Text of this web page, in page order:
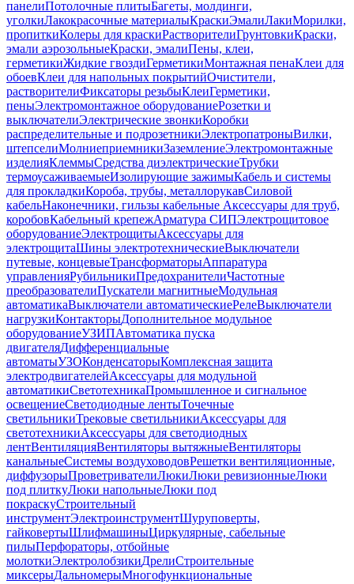
панелиПотолочные плитыБагеты, молдинги,
уголкиЛакокрасочные материалыКраскиЭмалиЛакиМорилки,
пропиткиКолеры для краскиРастворителиГрунтовкиКраски,
эмали аэрозольныеКраски, эмалиПены, клеи,
герметикиЖидкие гвоздиГерметикиМонтажная пенаКлеи для
обоевКлеи для напольных покрытийОчистители,
растворителиФиксаторы резьбыКлеиГерметики,
пеныЭлектромонтажное оборудованиеРозетки и
выключателиЭлектрические звонкиКоробки
распределительные и подрозетникиЭлектропатроныВилки,
штепселиМолниеприемникиЗаземлениеЭлектромонтажные
изделияКлеммыСредства диэлектрическиеТрубки
термоусаживаемыеИзолирующие зажимыКабель и системы
для прокладкиКороба, трубы, металлорукавСиловой
кабельНаконечники, гильзы кабельные Аксессуары для труб,
коробовКабельный крепежАрматура СИПЭлектрощитовое
оборудованиеЭлектрощитыАксессуары для
электрощитаШины электротехническиеВыключатели
путевые, концевыеТрансформаторыАппаратура
управленияРубильникиПредохранителиЧастотные
преобразователиПускатели магнитныеМодульная
автоматикаВыключатели автоматическиеРелеВыключатели
нагрузкиКонтакторыДополнительное модульное
оборудованиеУЗИПАвтоматика пуска
двигателяДифференциальные
автоматыУЗОКонденсаторыКомплексная защита
электродвигателейАксессуары для модульной
автоматикиСветотехникаПромышленное и сигнальное
освещениеСветодиодные лентыТочечные
светильникиТрековые светильникиАксессуары для
светотехникиАксессуары для светодиодных
лентВентиляцияВентиляторы вытяжныеВентиляторы
канальныеСистемы воздуховодовРешетки вентиляционные,
диффузорыПроветривателиЛюкиЛюки ревизионныеЛюки
под плиткуЛюки напольныеЛюки под
покраскуСтроительный
инструментЭлектроинструментШуруповерты,
гайковертыШлифмашиныЦиркулярные, сабельные
пилыПерфораторы, отбойные
молоткиЭлектролобзикиДрелиСтроительные
миксерыДальномерыМногофункциональные